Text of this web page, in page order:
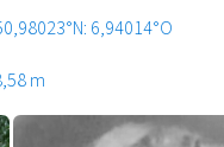
6,94014°O
m